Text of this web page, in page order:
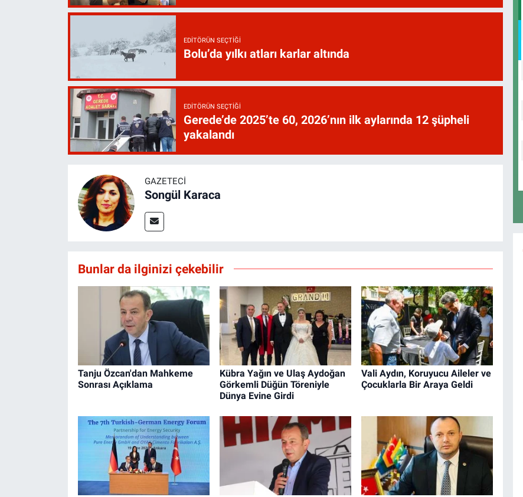
EDITÖRÜN SEÇTIĞI
Bolu’da yılkı atları karlar altında
EDITÖRÜN SEÇTIĞI
Gerede’de 2025’te 60, 2026’nın ilk aylarında 12 şüpheli
yakalandı
GAZETECI
Songül Karaca
Bunlar da ilginizi çekebilir
Tanju Özcan'dan Mahkeme
Sonrası Açıklama
Kübra Yağın ve Ulaş Aydoğan
Görkemli Düğün Töreniyle
Dünya Evine Girdi
Vali Aydın, Koruyucu Aileler ve
Çocuklarla Bir Araya Geldi